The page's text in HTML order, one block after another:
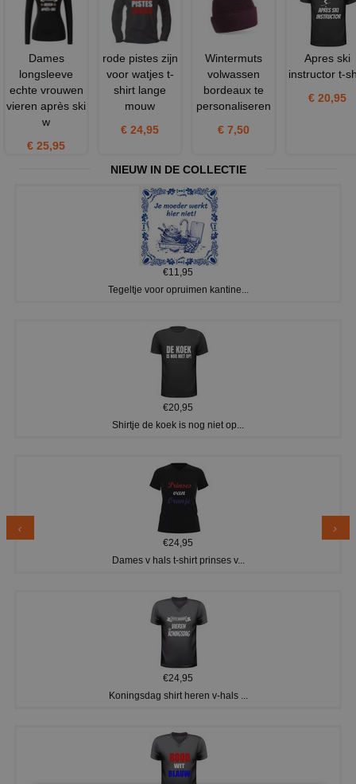
Dames
longsleeve
echte vrouwen
vieren après ski
w
€ 25,95
rode pistes zijn
voor watjes t-
shirt lange
mouw
€ 24,95
Wintermuts
volwassen
bordeaux te
personaliseren
€ 7,50
Apres ski
instructor t-
€ 20,95
NIEUW IN DE COLLECTIE
€11,95
Tegeltje voor opruimen kantine...
€20,95
Shirtje de koek is nog niet op...
€24,95
Dames v hals t-shirt prinses v...
€24,95
Koningsdag shirt heren v-hals ...